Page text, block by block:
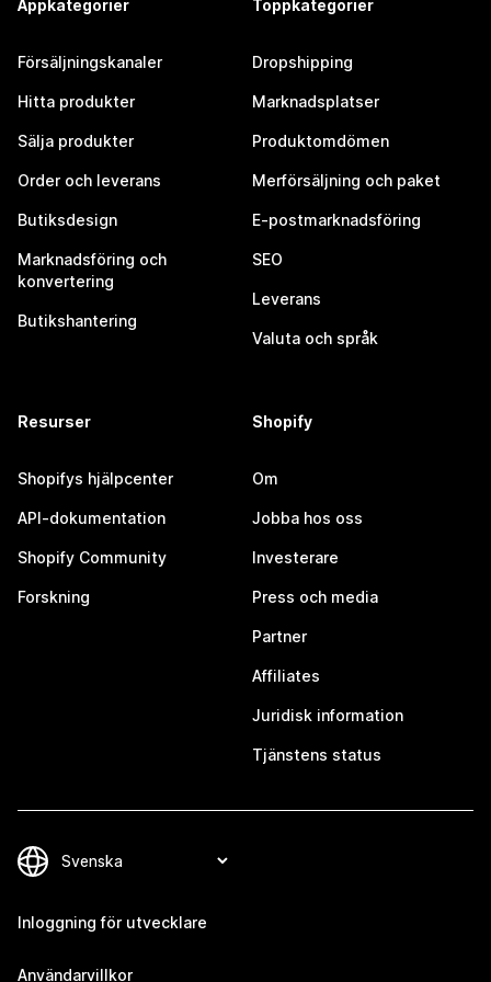
Appkategorier
Försäljningskanaler
Hitta produkter
Sälja produkter
Order och leverans
Butiksdesign
Marknadsföring och
konvertering
Butikshantering
Toppkategorier
Dropshipping
Marknadsplatser
Produktomdömen
Merförsäljning och paket
E-postmarknadsföring
SEO
Leverans
Valuta och språk
Resurser
Shopifys hjälpcenter
API-dokumentation
Shopify Community
Forskning
Shopify
Om
Jobba hos oss
Investerare
Press och media
Partner
Affiliates
Juridisk information
Tjänstens status
Inloggning för utvecklare
Användarvillkor